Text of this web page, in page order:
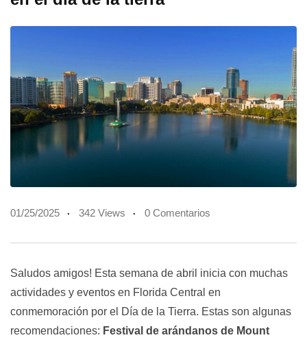
01/25/2025 342 Views 0 Comentarios
Saludos amigos! Esta semana de abril inicia con muchas
actividades y eventos en Florida Central en
conmemoración por el Día de la Tierra. Estas son algunas
recomendaciones: Festival de arándanos de Mount